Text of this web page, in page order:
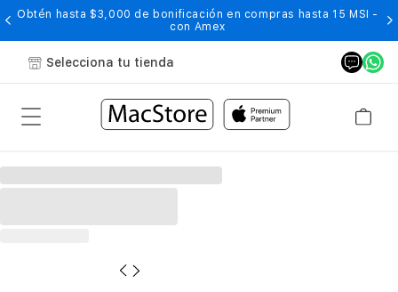
Obtén hasta $3,000 de bonificación en compras hasta 15 MSI -
con Amex
Selecciona tu tienda